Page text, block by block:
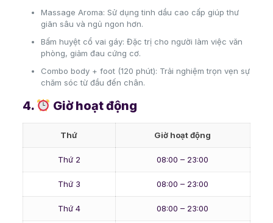
Massage Aroma: Sử dụng tinh dầu cao cấp giúp thư
giãn sâu và ngủ ngon hơn.
Bấm huyệt cổ vai gáy: Đặc trị cho người làm việc văn
phòng, giảm đau cứng cơ.
Combo body + foot (120 phút): Trải nghiệm trọn vẹn sự
chăm sóc từ đầu đến chân.
4. Giờ hoạt động
Thứ Giờ hoạt động
Thứ 2 08:00 – 23:00
Thứ 3 08:00 – 23:00
Thứ 4 08:00 – 23:00